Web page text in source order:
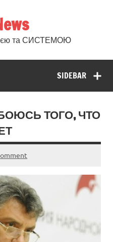
та СИСТЕМОЮ
SIDEBAR
ТОГО, ЧТО